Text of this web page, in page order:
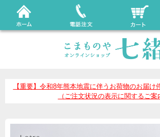
【重要】令和8年熊本地震に伴うお荷物のお届け
（ご注文状況の表示に関するご案